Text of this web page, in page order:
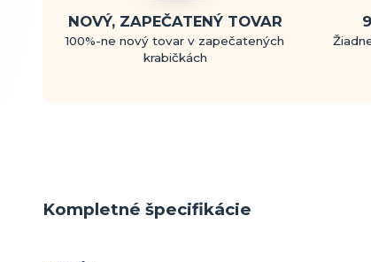
NOVÝ, ZAPEČATENÝ TOVAR
100%-ne nový tovar v zapečatených
krabičkách
Kompletné špecifikácie